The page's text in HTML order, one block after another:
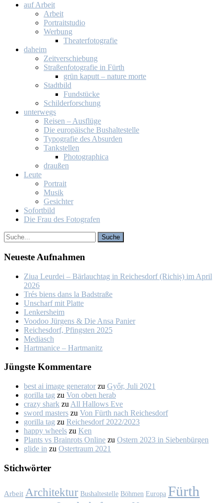
auf Ar­beit
Ar­beit
Por­trait­stu­dio
Wer­bung
Thea­ter­fo­to­gra­fie
da­heim
Zeit­ver­schie­bung
Stra­ßen­fo­to­gra­fie in Fürth
grün ka­putt – na­tu­re mor­te
Stadt­bild
Fund­stü­cke
Schil­der­for­schung
un­ter­wegs
Rei­sen – Aus­flü­ge
Die eu­ro­päi­sche Bus­hal­te­stel­le
Ty­po­gra­fie des Ab­sur­den
Tank­stel­len
Pho­to­gra­phi­ca
drau­ßen
Leu­te
Por­trait
Mu­sik
Ge­sich­ter
So­fort­bild
Die Frau des Fo­to­gra­fen
Neu­es­te Auf­nah­men
Ziua Leur­dei – Bär­lauch­tag in Rei­ches­dorf (Ri­chiș) im April
2026
Trés biens dans la Bad­stra­ße
Un­scharf mit Plat­te
Len­kers­heim
Voo­doo Jür­gens & Die An­sa Pa­nier
Rei­ches­dorf, Pfings­ten 2025
Me­dia­sch
Hart­ma­nice – Hart­ma­nitz
Jüngs­te Kom­men­ta­re
best ai image generator zu Győr, Ju­li 2021
gorilla tag zu Von oben her­ab
crazy shark zu All Hal­lows Eve
sword masters zu Von Fürth nach Rei­ches­dorf
gorilla tag zu Rei­ches­dorf 2022/2023
happy wheels zu Ken
Plants vs Brainrots Online zu Os­tern 2023 in Sie­ben­bür­gen
glide in zu Os­ter­traum 2021
Stich­wör­ter
Arbeit Architektur Bushaltestelle Böhmen Europa Fürth